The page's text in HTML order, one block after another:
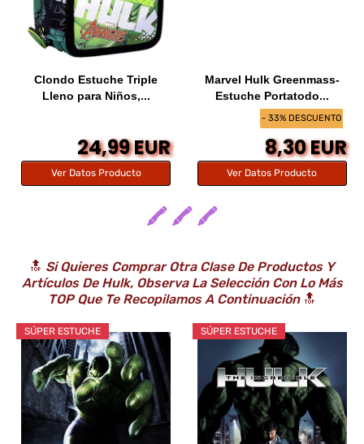
Clondo Estuche Triple
Lleno para Niños,...
24,99 EUR
Ver Datos Producto
- 33% DESCUENTO
Marvel Hulk Greenmass-
Estuche Portatodo...
8,30 EUR
Ver Datos Producto
🖍️ 🖍️ 🖍️
🔝 Si Quieres Comprar Otra Clase De Productos Y
Artículos De Hulk, Observa La Selección Con Lo Más
TOP Que Te Recopilamos A Continuación🔝
SÚPER ESTUCHE SÚPER ESTUCHE